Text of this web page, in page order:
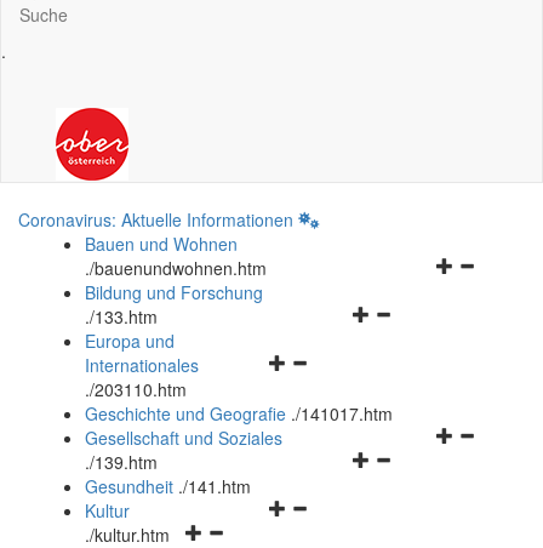
Suche
.
Coronavirus: Aktuelle Informationen
Bauen und Wohnen
./bauenundwohnen.htm
Navigationsmenü
Bildung und Forschung
./133.htm
Navigationsmenü
und
schließen
Europa und
Internationales
./203110.htm
Geschichte und Geografie ./141017.htm
Navigationsmenü
Gesellschaft und Soziales
./139.htm
Navigationsmenü
Gesundheit ./141.htm
Navigationsmenü
Kultur
./kultur.htm